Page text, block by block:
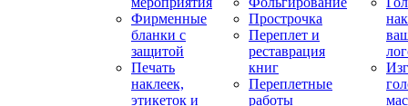
Фирменные
бланки с
защитой
Печать
наклеек,
этикеток и
Прострочка
Переплет и
реставрация
книг
Переплетные
работы